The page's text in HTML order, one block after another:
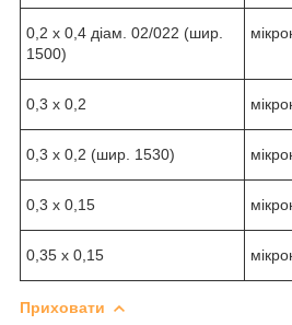
0,2 х 0,4 діам. 02/022 (шир.
1500)
0,3 х 0,2
0,3 х 0,2 (шир. 1530)
0,3 х 0,15
0,35 х 0,15
Приховати